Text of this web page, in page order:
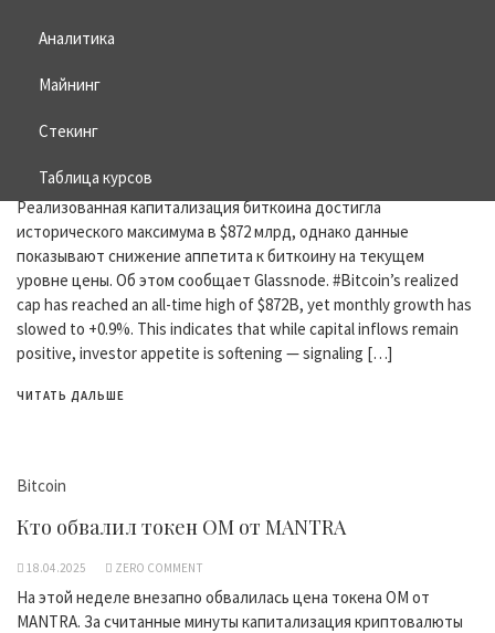
Аналитика
Майнинг
Стекинг
Таблица курсов
биткоину
18.04.2025 ZERO COMMENT
Реализованная капитализация биткоина достигла
исторического максимума в $872 млрд, однако данные
показывают снижение аппетита к биткоину на текущем
уровне цены. Об этом сообщает Glassnode. #Bitcoin’s realized
cap has reached an all-time high of $872B, yet monthly growth has
slowed to +0.9%. This indicates that while capital inflows remain
positive, investor appetite is softening — signaling […]
ЧИТАТЬ ДАЛЬШЕ
Bitcoin
Кто обвалил токен OM от MANTRA
18.04.2025 ZERO COMMENT
На этой неделе внезапно обвалилась цена токена OM от
MANTRA. За считанные минуты капитализация криптовалюты